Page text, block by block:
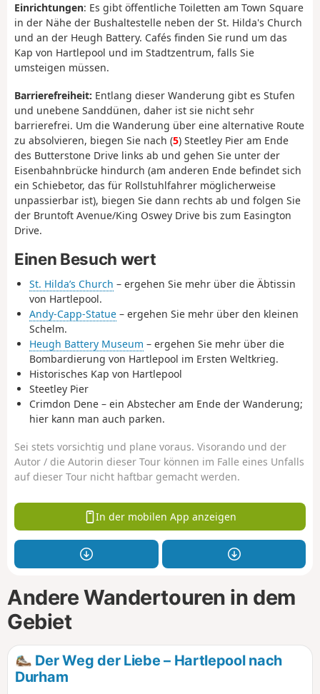
Einrichtungen: Es gibt öffentliche Toiletten am Town Square
in der Nähe der Bushaltestelle neben der St. Hilda's Church
und an der Heugh Battery. Cafés finden Sie rund um das
Kap von Hartlepool und im Stadtzentrum, falls Sie
umsteigen müssen.
Barrierefreiheit: Entlang dieser Wanderung gibt es Stufen
und unebene Sanddünen, daher ist sie nicht sehr
barrierefrei. Um die Wanderung über eine alternative Route
zu absolvieren, biegen Sie nach (5) Steetley Pier am Ende
des Butterstone Drive links ab und gehen Sie unter der
Eisenbahnbrücke hindurch (am anderen Ende befindet sich
ein Schiebetor, das für Rollstuhlfahrer möglicherweise
unpassierbar ist), biegen Sie dann rechts ab und folgen Sie
der Bruntoft Avenue/King Oswey Drive bis zum Easington
Drive.
Einen Besuch wert
St. Hilda’s Church – ergehen Sie mehr über die Äbtissin
von Hartlepool.
Andy-Capp-Statue – ergehen Sie mehr über den kleinen
Schelm.
Heugh Battery Museum – ergehen Sie mehr über die
Bombardierung von Hartlepool im Ersten Weltkrieg.
Historisches Kap von Hartlepool
Steetley Pier
Crimdon Dene – ein Abstecher am Ende der Wanderung;
hier kann man auch parken.
Sei stets vorsichtig und plane voraus. Visorando und der
Autor / die Autorin dieser Tour können im Falle eines Unfalls
auf dieser Tour nicht haftbar gemacht werden.
In der mobilen App anzeigen
Andere Wandertouren in dem
Gebiet
Der Weg der Liebe – Hartlepool nach
Durham